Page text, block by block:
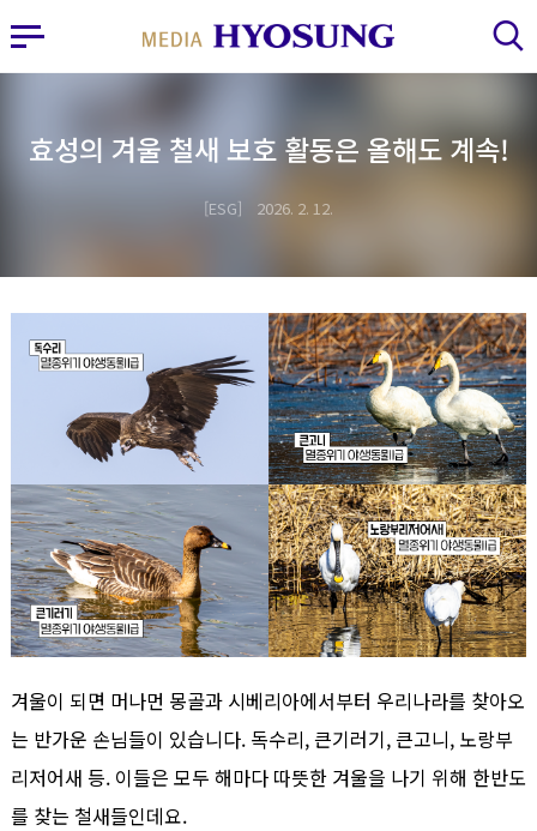
MY FRIEND HYOSUNG
사이드바 열기 검색 레이어 열기
효성의 겨울 철새 보호 활동은 올해도 계속!
ESG 2026. 2. 12.
겨울이 되면 머나먼 몽골과 시베리아에서부터 우리나라를 찾아오
는 반가운 손님들이 있습니다. 독수리, 큰기러기, 큰고니, 노랑부
리저어새 등. 이들은 모두 해마다 따뜻한 겨울을 나기 위해 한반도
를 찾는 철새들인데요.